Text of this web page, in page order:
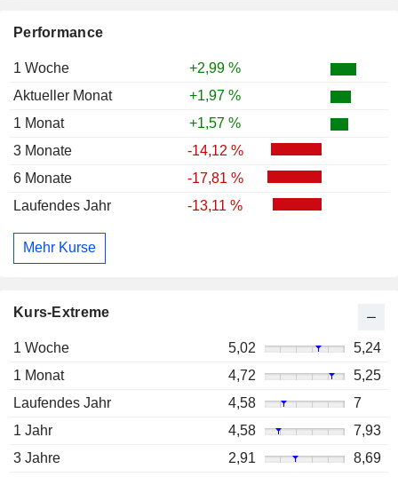
Performance
1 Woche
+2,99 %
Aktueller Monat
+1,97 %
1 Monat
+1,57 %
3 Monate
-14,12 %
6 Monate
-17,81 %
Laufendes Jahr
-13,11 %
Mehr Kurse
Kurs-Extreme
1 Woche 5,02
5,24
1 Monat
4,72
5,25
Laufendes Jahr
4,58
7
1 Jahr
4,58
7,93
3 Jahre
2,91
8,69